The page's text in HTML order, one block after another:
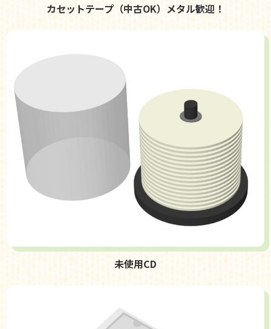
カセットテープ（中古OK）メタル歓迎！
未使用CD